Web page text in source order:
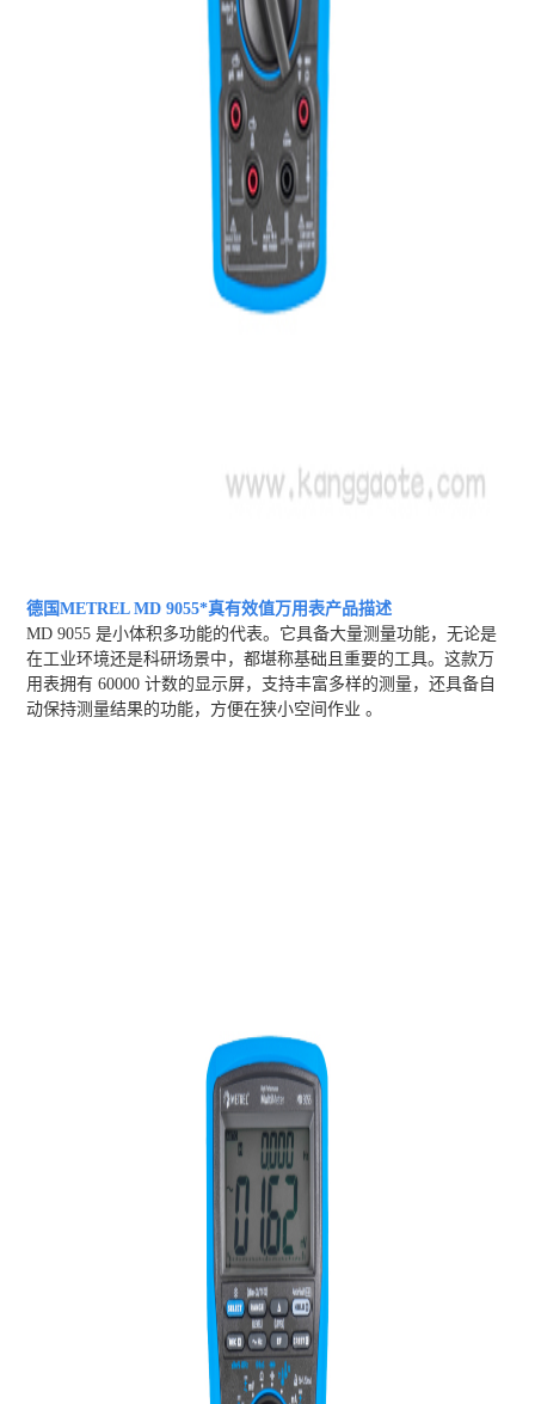
德国METREL MD 9055*真有效值万用表产品描述
MD 9055 是小体积多功能的代表。它具备大量测量功能，无论是
在工业环境还是科研场景中，都堪称基础且重要的工具。这款万
用表拥有 60000 计数的显示屏，支持丰富多样的测量，还具备自
动保持测量结果的功能，方便在狭小空间作业 。